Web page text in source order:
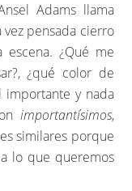
Adams llama
vez pensada cierro
¿Qué me
¿qué color de
importante y nada
importantísimos,
similares porque
lo que queremos